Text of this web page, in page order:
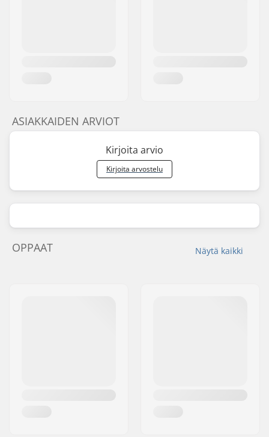
ASIAKKAIDEN ARVIOT
Kirjoita arvio
Kirjoita arvostelu
Näytä kaikki
OPPAAT